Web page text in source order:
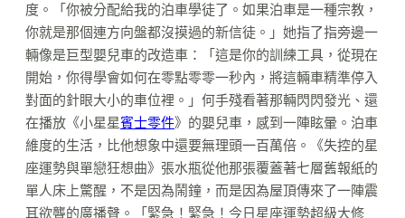
度。「你被分配給我的泊車學徒了。如果泊車是一種宗教，
你就是那個連方向盤都沒摸過的新信徒。」她指了指旁邊一
輛像是巨型嬰兒車的改造車：「這是你的訓練工具，從現在
開始，你得學會如何在零點零零一秒內，將這輛車精準停入
對面的針眼大小的車位裡。」何手殘看著那輛閃閃發光、還
在播放《小星星賓士零件》的嬰兒車，感到一陣眩暈。泊車
維度的生活，比他想象中還要無理頭一百萬倍。《失控的星
座運勢與單戀狂想曲》張水瓶從他那張覆蓋著七層舊報紙的
單人床上驚醒，不是因為鬧鐘，而是因為屋頂傳來了一陣震
耳欲聾的廣播聲。「緊急！緊急！今日星座運勢超級大修